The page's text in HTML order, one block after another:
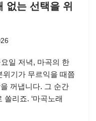
없는 선택을 위
일 저녁, 마곡의 한
위기가 무르익을 때쯤
꺼냅니다. 그 순간
리죠. ‘마곡노래